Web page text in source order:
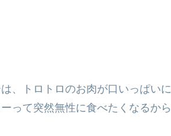
、トロトロのお肉が口いっぱい
って突然無性に食べたくなるか